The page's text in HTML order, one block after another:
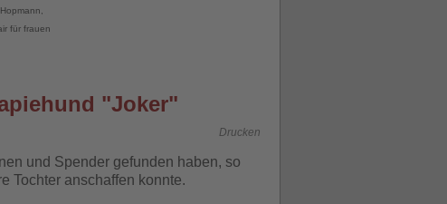
für frauen
"Joker"
Drucken
und Spender gefunden haben, so
Tochter anschaffen konnte.